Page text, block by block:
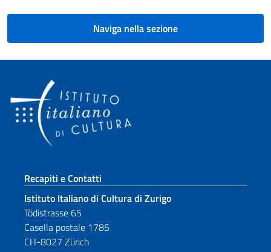
Naviga nella sezione
Sezione footer
Recapiti e Contatti
Istituto Italiano di Cultura di Zurigo
Tödistrasse 65
Casella postale 1785
CH-8027 Zürich